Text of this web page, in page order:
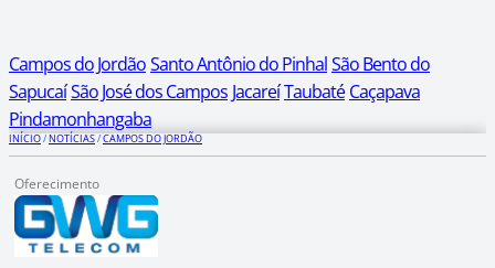
Campos do JordãoSanto Antônio do PinhalSão Bento do
SapucaíSão José dos Campos JacareíTaubaté Caçapava
Pindamonhangaba
INÍCIO/NOTÍCIAS/CAMPOS DO JORDÃO
Oferecimento